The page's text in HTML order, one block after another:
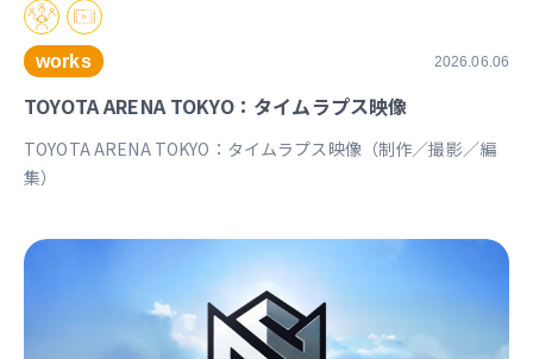
works 2026.06.06
TOYOTA ARENA TOKYO：タイムラプス映像
TOYOTA ARENA TOKYO：タイムラプス映像（制作／撮影／編
集）